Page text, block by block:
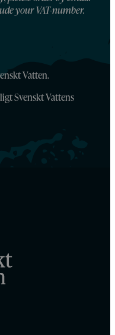
your VAT-number.
Vatten.
Svenskt Vattens